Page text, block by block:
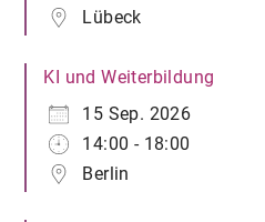
Lübeck
KI und Weiterbildung
15 Sep. 2026
14:00 - 18:00
Berlin